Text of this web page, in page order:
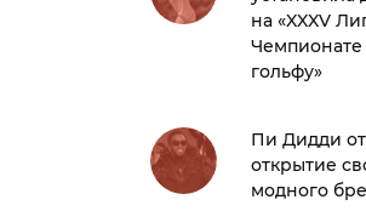
на «XXXV
гольфу»
Пи Дидди
открытие
модного